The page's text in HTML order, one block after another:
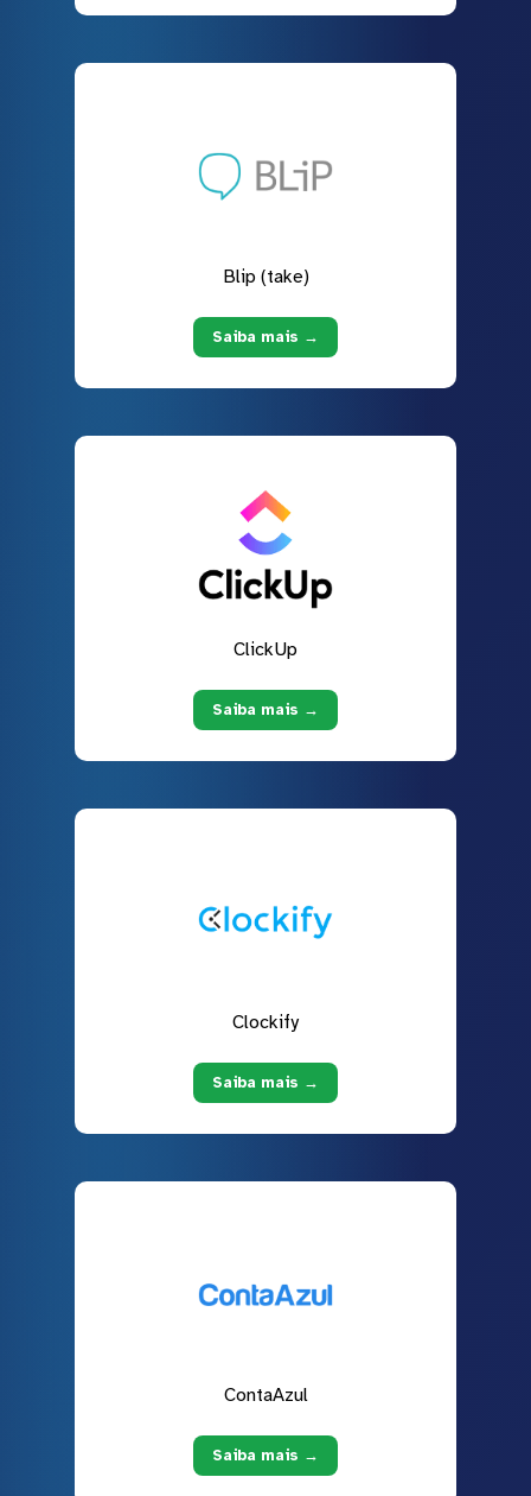
Blip (take)
Saiba mais →
ClickUp
Saiba mais →
Clockify
Saiba mais →
ContaAzul
Saiba mais →